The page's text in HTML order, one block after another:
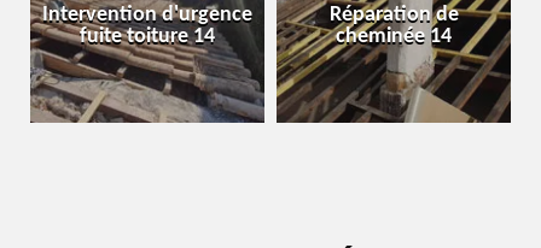
Intervention d'urgence
fuite toiture 14
Réparation de
cheminée 14